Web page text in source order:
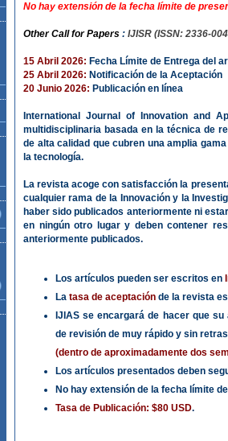
No hay extensión de la fecha límite de
Other Call for Papers : IJISR (ISSN: 2336-
15 Abril 2026: Fecha Límite de Entrega del
25 Abril 2026: Notificación de la Aceptación
20 Junio 2026: Publicación en línea
International Journal of Innovation and
multidisciplinaria basada en la técnica de
de alta calidad que cubren una amplia
la tecnología.
La revista acoge con satisfacción la
cualquier rama de la Innovación y la
haber sido publicados anteriormente ni
en ningún otro lugar y deben contener
anteriormente publicados.
Los artículos pueden ser escritos en
La tasa de aceptación de la revista
IJIAS se encargará de hacer que
de revisión de muy rápido y sin
(dentro de aproximadamente dos
Los artículos presentados deben
No hay extensión de la fecha límite
Tasa de Publicación: $80 USD.